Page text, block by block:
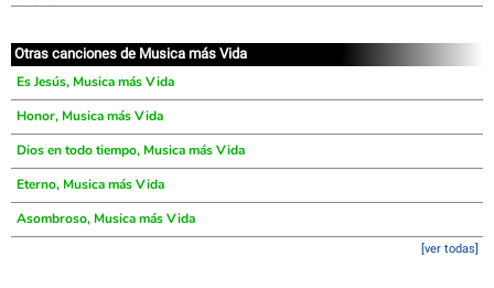
Otras canciones de Musica más Vida
Es Jesús, Musica más Vida
Honor, Musica más Vida
Dios en todo tiempo, Musica más Vida
Eterno, Musica más Vida
Asombroso, Musica más Vida
[ver todas]